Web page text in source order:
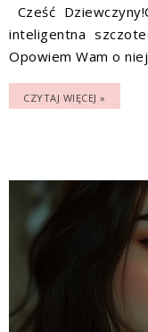
Cześć
inteligentna
Opowiem Wam o
CZYTAJ WIĘCEJ »